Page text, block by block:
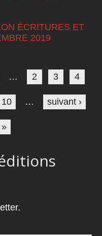
ÉCRITURES ET
2019
… 2 3 4
10 … suivant ›